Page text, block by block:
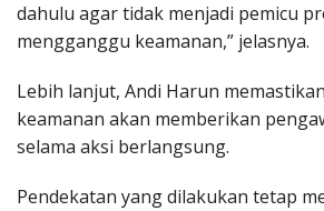
dahulu agar tidak menjadi pemicu
mengganggu keamanan,” jelasnya.
Lebih lanjut, Andi Harun
keamanan akan memberikan
selama aksi berlangsung.
Pendekatan yang dilakukan tetap